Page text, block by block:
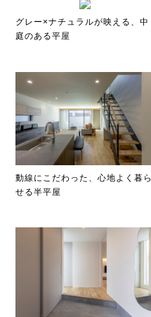
グレー×ナチュラルが映える、中
庭のある平屋
動線にこだわった、心地よく暮ら
せる半平屋